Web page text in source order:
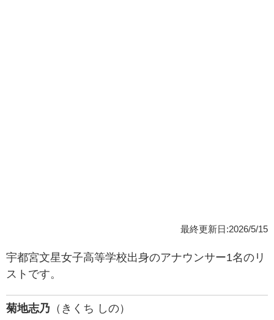
最終更新日:2026/5/15
宇都宮文星女子高等学校出身のアナウンサー1名のリ
ストです。
菊地志乃 （きくち しの）